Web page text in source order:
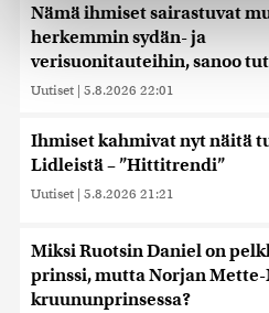
Käytämme evästeitä
räätälöimiseen, sosiaalisen
tukemiseen ja
jaamme sosiaalisen median,
alan kumppaneillemme tietoja
sivustoamme. Kumppanimme
tietoja muihin tietoihin, joita
kerätty, kun olet käyttänyt
Nämä ihmiset sairastuvat
herkemmin sydän- ja
verisuonitauteihin, sanoo
Uutiset | 5.8.2026 22:01
Ihmiset kahmivat nyt näitä
Lidleistä – ”Hittitrendi”
Uutiset | 5.8.2026 21:21
Miksi Ruotsin Daniel on
prinssi, mutta Norjan
kruununprinsessa?